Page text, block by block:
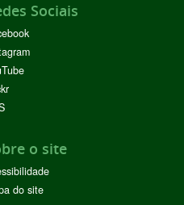
Sociais
o site
do site